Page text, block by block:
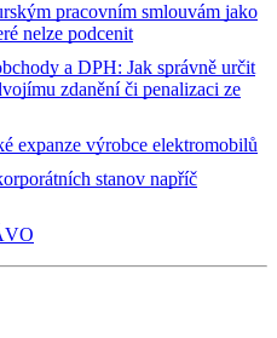
pracovním smlouvám jako
nelze podcenit
a DPH: Jak správně určit
zdanění či penalizaci ze
expanze výrobce elektromobilů
stanov napříč